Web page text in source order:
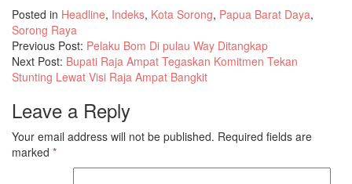
Posted in Headline, Indeks, Kota Sorong, Papua Barat Daya,
Sorong Raya
Previous Post: Pelaku Bom Di pulau Way Ditangkap
Next Post: Bupati Raja Ampat Tegaskan Komitmen Tekan
Stunting Lewat Visi Raja Ampat Bangkit
Leave a Reply
Your email address will not be published. Required fields are
marked *